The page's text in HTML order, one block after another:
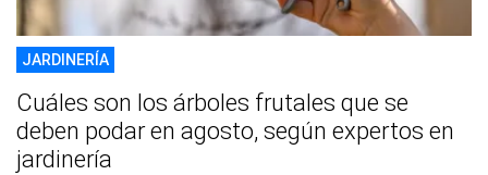
JARDINERÍA
Cuáles son los árboles frutales que se
deben podar en agosto, según expertos en
jardinería